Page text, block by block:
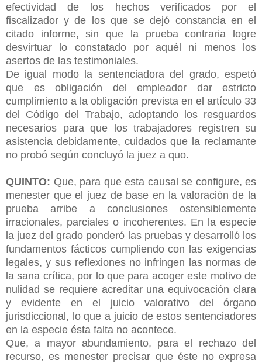
efectividad de los hechos verificados por el
fiscalizador y de los que se dejó constancia en el
citado informe, sin que la prueba contraria logre
desvirtuar lo constatado por aquél ni menos los
asertos de las testimoniales.
De igual modo la sentenciadora del grado, espetó
que es obligación del empleador dar estricto
cumplimiento a la obligación prevista en el artículo 33
del Código del Trabajo, adoptando los resguardos
necesarios para que los trabajadores registren su
asistencia debidamente, cuidados que la reclamante
no probó según concluyó la juez a quo.
QUINTO: Que, para que esta causal se configure, es
menester que el juez de base en la valoración de la
prueba arribe a conclusiones ostensiblemente
irracionales, parciales o incoherentes. En la especie
la juez del grado ponderó las pruebas y desarrolló los
fundamentos fácticos cumpliendo con las exigencias
legales, y sus reflexiones no infringen las normas de
la sana crítica, por lo que para acoger este motivo de
nulidad se requiere acreditar una equivocación clara
y evidente en el juicio valorativo del órgano
jurisdiccional, lo que a juicio de estos sentenciadores
en la especie ésta falta no acontece.
Que, a mayor abundamiento, para el rechazo del
recurso, es menester precisar que éste no expresa